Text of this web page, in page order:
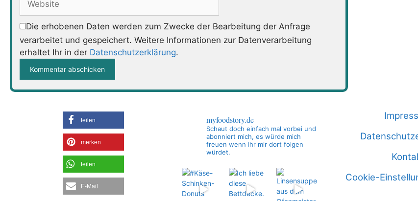
Die erhobenen Daten werden zum Zwecke der Bearbeitung der Anfrage
verarbeitet und gespeichert. Weitere Informationen zur Datenverarbeitung
erhaltet Ihr in der Datenschutzerklärung.
teilen
merken
teilen
E-Mail
myfoodstory.de
Schaut doch einfach mal vorbei und
abonniert mich, es würde mich
freuen wenn Ihr mir dort folgen
würdet.
Cookie-